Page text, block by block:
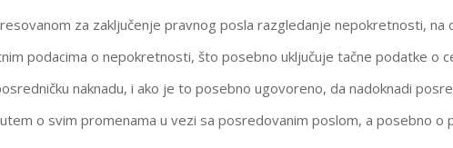
za zaključenje pravnog posla razgledanje nepokretnosti,
podacima o nepokretnosti, što posebno uključuje tačne podatke o
naknadu, i ako je to posebno ugovoreno, da nadoknadi
o svim promenama u vezi sa posredovanim poslom, a posebno